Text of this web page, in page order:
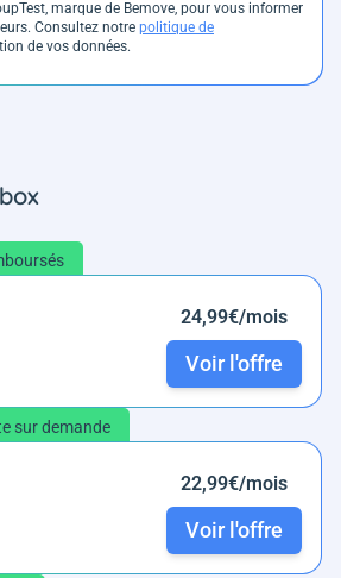
marque de Bemove, pour vous informer
Consultez notre politique de
de vos données.
24,99€/mois
Voir l'offre
sur demande
22,99€/mois
Voir l'offre